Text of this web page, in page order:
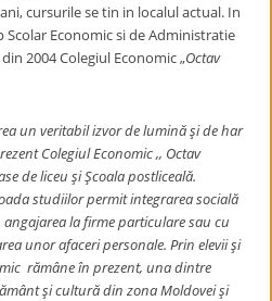
cursurile se tin in localul actual. In
Scolar Economic si de Administratie
2004 Colegiul Economic „Octav
un veritabil izvor de lumină şi de har
Colegiul Economic ,, Octav
de liceu şi Şcoala postliceală.
studiilor permit integrarea socială
la firme particulare sau cu
unor afaceri personale. Prin elevii şi
rămâne în prezent, una dintre
şi cultură din zona Moldovei şi